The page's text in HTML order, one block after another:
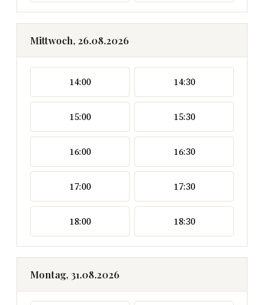
Mittwoch, 26.08.2026
14:00 14:30
15:00 15:30
16:00 16:30
17:00 17:30
18:00 18:30
Montag, 31.08.2026